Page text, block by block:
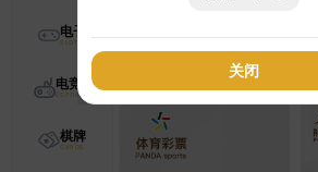
电子
电竞
棋牌
关闭